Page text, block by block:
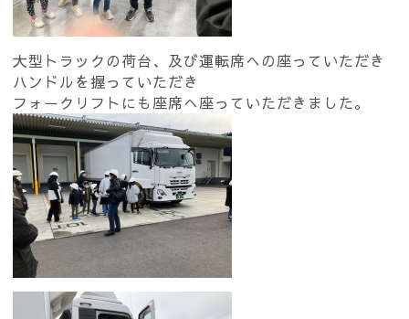
大型トラックの荷台、及び運転席への座っていただき
ハンドルを握っていただき
フォークリフトにも座席へ座っていただきました。